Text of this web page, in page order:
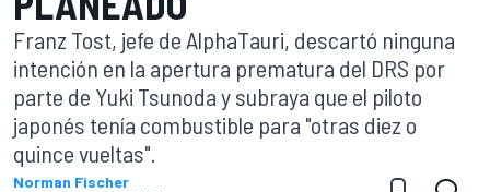
Franz Tost, jefe de AlphaTauri, descartó ninguna
intención en la apertura prematura del DRS por
parte de Yuki Tsunoda y subraya que el piloto
japonés tenía combustible para "otras diez o
quince vueltas".
Norman Fischer